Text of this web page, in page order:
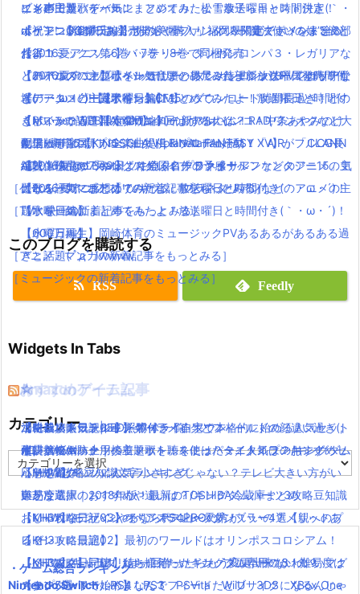
イイ声！！
ポインコ新CM「あ！ポテトや〜！」福岡県限定でポイント5倍と
お得！
【パパパのパァ】ポインコ音頭の長尺ミュージックPVでロッチ登
場(｀・ω・´)!【dポイントCM】
【ポインコWEB限定CM】今回はかめポインコ！中条あやみのけ
ん玉にも注目！
絶賛上映中の「キングスグレイブ ファイナルファンタジー15」気
になる評判・感想は？
［TV・映画の新着記事をもっとみる］
ゾンビでサバイバル！
ポケモンGOプラス発売開始！購入リンク＆関連グッツをまとめ
たよ！
「テイルズ オブ ベルセリア」ファン待望新シリーズ発売！！
【データコピー完了待ち】FF15のダウンロード時間長過ぎ！どの
くらいかかる？早くダウンロードするには？
劇場版FF15【KINGSGLAIVE FINAL FANTASY XV】がフルCG長
編映像作品が7月9日より全国ロードショーへ
［ゲーム・スマホアプリの新着記事をもっとみる］
にも本田翼、ディーン・フジオカ、松雪泰子らキャスト決定！
【祝アニメ化決定！】あの美麗ファンタジー”魔法使いの嫁”全3部
作！コミックス第6巻・7巻・8巻で同梱発売
【2016夏アニソン】バッテリー・ダンガンロンパ３・レガリアな
どのアニメの主題歌を一気にまとめてみたよ！放送曜日と時間付
き(｀・ω・´)！【木曜日編】
配信×劇場の新プロジェクトplanetarian始動！「AIR」「CLANN
AD」「Angel Beats!」に続く名作の予感！
【2016夏アニソン】ツキウタ。プラネタリアンなどのアニメの主
題歌を一気にまとめてみたよ！放送曜日と時間付き(｀・ω・´)！
【水曜日編】
［アニメ・マンガの新着記事をもっとみる］
ニメの主題歌を一気にまとめてみたよ！放送曜日と時間付き(｀・
ω・´)！【金曜日編】
【2016夏アニソン】バッテリー・ダンガンロンパ３・レガリアな
どのアニメの主題歌を一気にまとめてみたよ！放送曜日と時間付
き(｀・ω・´)！【木曜日編】
【Mステで話題】Aimer(エメ)の新アルバム！RAD,ワンオクなど大
物アーティストが全楽曲提供＆プロデュース！
【2016夏アニソン】ツキウタ。プラネタリアンなどのアニメの主
題歌を一気にまとめてみたよ！放送曜日と時間付き(｀・ω・´)！
【水曜日編】
【600万再生】岡崎体育のミュージックPVあるあるがあるある過
ぎと話題( ﾟдﾟ )wwww
［ミュージックの新着記事をもっとみる］
このブログを購読する
RSS Feedly
Widgets In Tabs
おすすめゲーム記事
【モンハンワールド】キャラメイクとフィールドの顔違い過ぎ(;
´Д｀)www
【MHW】モンハン文字小さすぎじゃない？テレビ大きい方がい
いかな？
【MHW】モンハンやるならPS4PROの方がいいの？メリットあ
る？
【MHW】キャラクリは一回作ったらもう変更出来ないの？
【モンハンワールド】なんでフィードだとブサイクになるんじゃ
Amazonアイテム
水耕栽培キット|LED照明付き！自宅で本格的に始める人気セット
水耕栽培キット｜ペットボトルを使ったミニタイプのおすすめセ
ットを紹介
東芝冷蔵庫｜2018年版！最新のTOSHIBA冷蔵庫まとめ
おしゃれなデザインのペアステンレスタンブラー4選【親へのプ
レゼントに最適】
【ペアマグ】同棲したら揃えたい！カップル専用のかわいいマグ
カップ5選
☆
ニンテンドースイッチ 本体 一覧
使い捨てマスク
☆
消化器／人気ランキング
耐震・転倒防止用接着マット・ストッパー／人気ランキング
応急処置グッツ／人気ランキング
☆
【KH3攻略日記05】トワイライトタウン
キングダムハーツの主題歌を聴くには？タイトルは？/キングダム
ハーツ3攻略豆知識
難易度選択のおすすめや違いは？/キングダムハーツ3攻略豆知識
【KH3攻略日記03】オリンポス山〜天界！
【KH3攻略日記02】最初のワールドはオリンポスコロシアム！
【KH3攻略日記01】待ちに待ったキングダムハーツ3！難易度は
スタンダードで始めました！
カテゴリー
テ
リ
ー
・ゲーム総合ランキング
Nintendo Switch
PS4 PS3 PSVita WiiU 3DS
XBox One